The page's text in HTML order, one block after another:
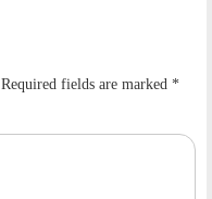
Required fields are marked *